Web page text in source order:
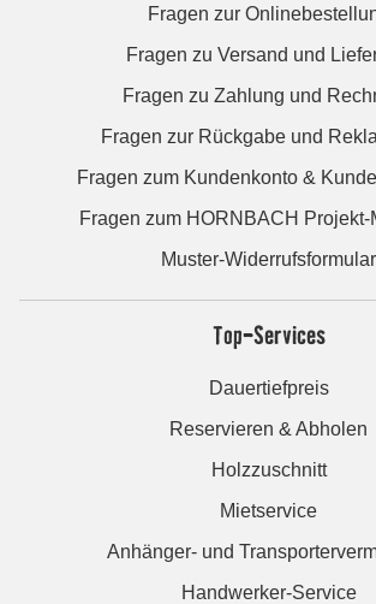
Fragen zur
Fragen zu Versand und
Fragen zu Zahlung und
Fragen zur Rückgabe und
Fragen zum Kundenkonto &
Fragen zum HORNBACH Projekt-
Muster-Widerrufsformular
Top-Services
Dauertiefpreis
Reservieren & Abholen
Holzzuschnitt
Mietservice
Anhänger- und
Handwerker-Service